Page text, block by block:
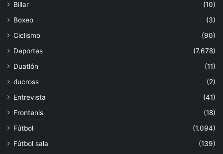
Billar
(10)
Boxeo
(3)
Ciclismo
(90)
Deportes
(7.678)
Duatlón
(11)
ducross
(2)
Entrevista
(41)
Frontenis
(18)
Fútbol
(1.094)
Fútbol sala
(139)